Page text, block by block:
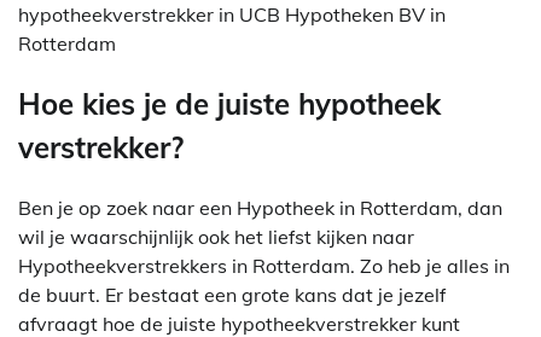
hypotheekverstrekker in UCB Hypotheken BV in
Rotterdam
Hoe kies je de juiste hypotheek
verstrekker?
Ben je op zoek naar een Hypotheek in Rotterdam, dan
wil je waarschijnlijk ook het liefst kijken naar
Hypotheekverstrekkers in Rotterdam. Zo heb je alles in
de buurt. Er bestaat een grote kans dat je jezelf
afvraagt hoe de juiste hypotheekverstrekker kunt